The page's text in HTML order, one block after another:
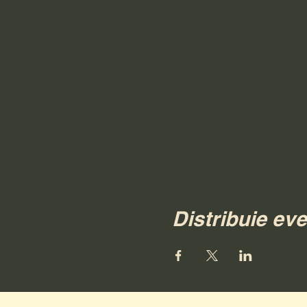
Distribuie